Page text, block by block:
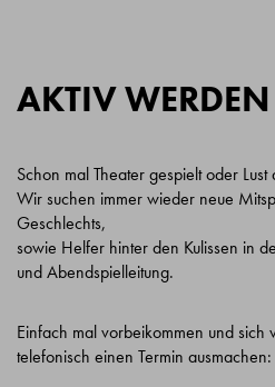
AKTIV WERDEN
Schon mal Theater gespielt oder
Wir suchen immer wieder neue
Geschlechts,
sowie Helfer hinter den Kulissen in
und Abendspielleitung.
Einfach mal vorbeikommen und sich
telefonisch einen Termin